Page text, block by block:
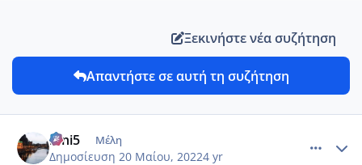
Ξεκινήστε νέα συζήτηση
Απαντήστε σε αυτή τη συζήτηση
irini5 Μέλη
Δημοσίευση 20 Μαίου, 20224 yr